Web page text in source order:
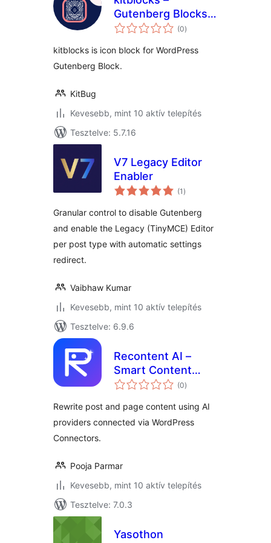
Gutenberg Blocks
and Website(0értékelés
összesen
)
kitblocks is icon block for WordPress
Gutenberg Block.
KitBug
Kevesebb, mint 10 aktív telepítés
Tesztelve: 5.7.16
V7 Legacy Editor
Enabler
(1 értékelés
összesen
)
Granular control to disable Gutenberg
and enable the Legacy (TinyMCE) Editor
per post type with automatic settings
redirect.
Vaibhaw Kumar
Kevesebb, mint 10 aktív telepítés
Tesztelve: 6.9.6
Recontent AI –
Smart Content
Updates
(0értékelés
összesen
)
Rewrite post and page content using AI
providers connected via WordPress
Connectors.
Pooja Parmar
Kevesebb, mint 10 aktív telepítés
Tesztelve: 7.0.3
Yasothon